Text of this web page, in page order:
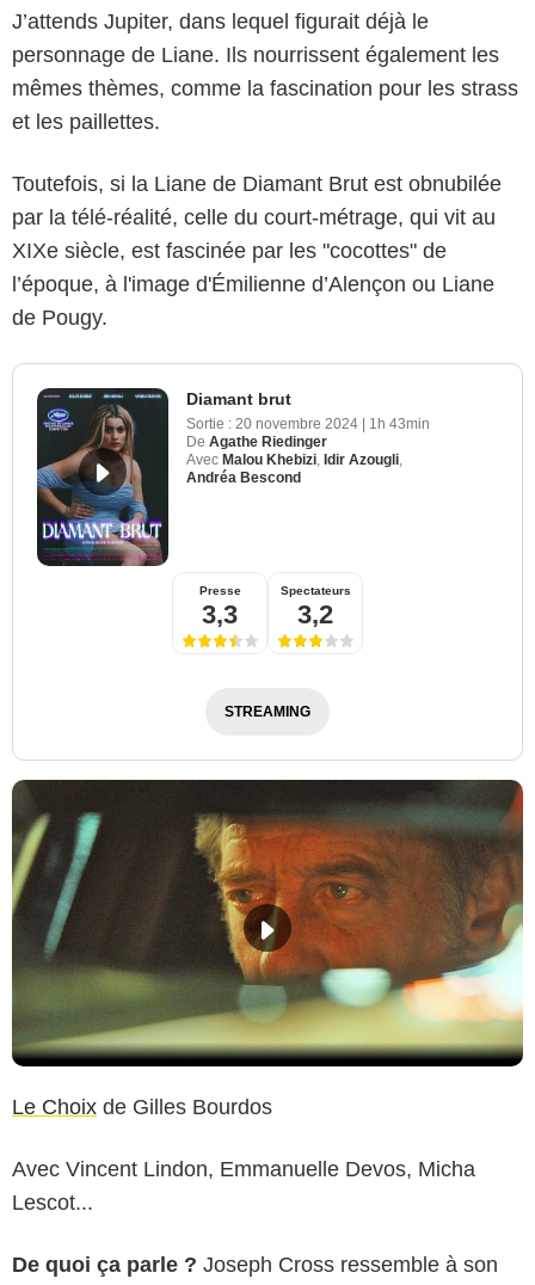
J’attends Jupiter, dans lequel figurait déjà le
personnage de Liane. Ils nourrissent également les
mêmes thèmes, comme la fascination pour les strass
et les paillettes.
Toutefois, si la Liane de Diamant Brut est obnubilée
par la télé-réalité, celle du court-métrage, qui vit au
XIXe siècle, est fascinée par les "cocottes" de
l’époque, à l'image d'Émilienne d’Alençon ou Liane
de Pougy.
Diamant brut
Sortie : 20 novembre 2024 | 1h 43min
De Agathe Riedinger
Avec Malou Khebizi Idir Azougli
Andréa Bescond
Presse
3,3
Spectateurs
3,2
STREAMING
Le Choix de Gilles Bourdos
Avec Vincent Lindon, Emmanuelle Devos, Micha
Lescot...
De quoi ça parle ? Joseph Cross ressemble à son